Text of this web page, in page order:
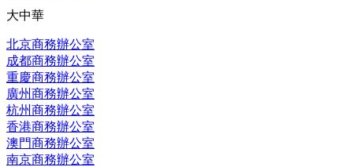
大中華
北京商務辦公室
成都商務辦公室
重慶商務辦公室
廣州商務辦公室
杭州商務辦公室
香港商務辦公室
澳門商務辦公室
南京商務辦公室